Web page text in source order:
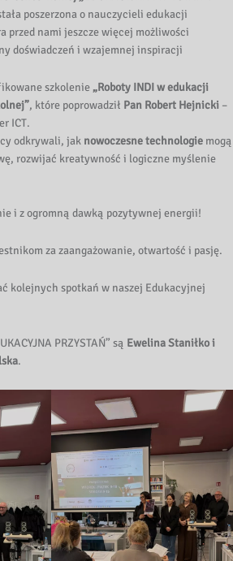
poszerzona o nauczycieli edukacji
przed nami jeszcze więcej możliwości
doświadczeń i wzajemnej inspiracji
szkolenie „Roboty INDI w edukacji
, które poprowadził Pan Robert Hejnicki –
ICT.
odkrywali, jak nowoczesne technologie mogą
rozwijać kreatywność i logiczne myślenie
i z ogromną dawką pozytywnej energii!
za zaangażowanie, otwartość i pasję.
kolejnych spotkań w naszej Edukacyjnej
PRZYSTAŃ” są Ewelina Staniłko i
.